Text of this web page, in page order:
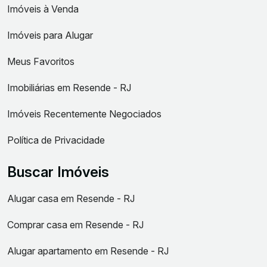
Imóveis à Venda
Imóveis para Alugar
Meus Favoritos
Imobiliárias em Resende - RJ
Imóveis Recentemente Negociados
Política de Privacidade
Buscar Imóveis
Alugar casa em Resende - RJ
Comprar casa em Resende - RJ
Alugar apartamento em Resende - RJ